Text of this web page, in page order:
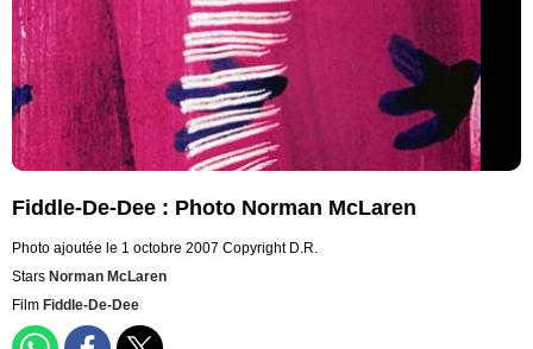
Fiddle-De-Dee : Photo Norman McLaren
Photo ajoutée le 1 octobre 2007 Copyright D.R.
Stars Norman McLaren
Film Fiddle-De-Dee